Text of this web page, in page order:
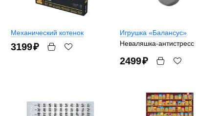
Механический котенок
3199₽
Игрушка «Балансус»
Неваляшка-антистресс
2499₽